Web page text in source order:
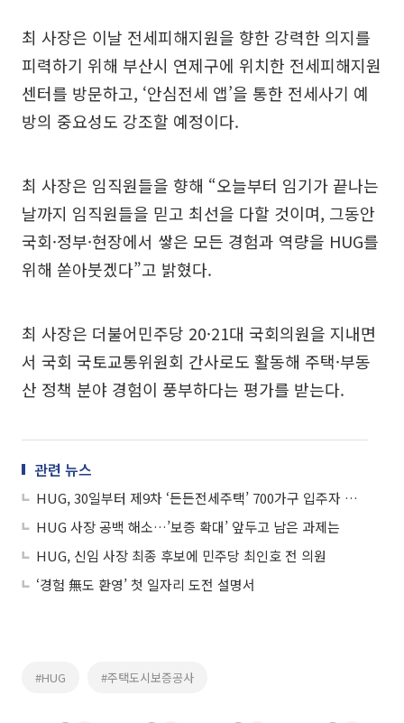
최 사장은 이날 전세피해지원을 향한 강력한 의지를
피력하기 위해 부산시 연제구에 위치한 전세피해지원
센터를 방문하고, ‘안심전세 앱’을 통한 전세사기 예
방의 중요성도 강조할 예정이다.
최 사장은 임직원들을 향해 “오늘부터 임기가 끝나는
날까지 임직원들을 믿고 최선을 다할 것이며, 그동안
국회·정부·현장에서 쌓은 모든 경험과 역량을 HUG를
위해 쏟아붓겠다”고 밝혔다.
최 사장은 더불어민주당 20·21대 국회의원을 지내면
서 국회 국토교통위원회 간사로도 활동해 주택·부동
산 정책 분야 경험이 풍부하다는 평가를 받는다.
관련 뉴스
HUG, 30일부터 제9차 ‘든든전세주택’ 700가구 입주자 모집
HUG 사장 공백 해소…’보증 확대’ 앞두고 남은 과제는
HUG, 신임 사장 최종 후보에 민주당 최인호 전 의원
‘경험 無도 환영’ 첫 일자리 도전 설명서
#HUG #주택도시보증공사